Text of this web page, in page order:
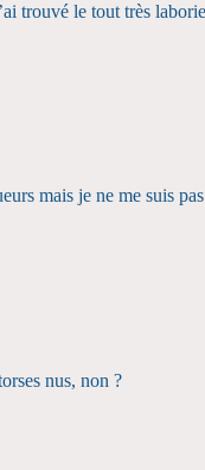
trouvé le tout très
mais je ne me suis
nus, non ?